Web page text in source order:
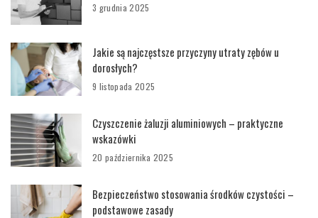
3 grudnia 2025
Jakie są najczęstsze przyczyny utraty zębów u
dorosłych?
9 listopada 2025
Czyszczenie żaluzji aluminiowych – praktyczne
wskazówki
20 października 2025
Bezpieczeństwo stosowania środków czystości –
podstawowe zasady